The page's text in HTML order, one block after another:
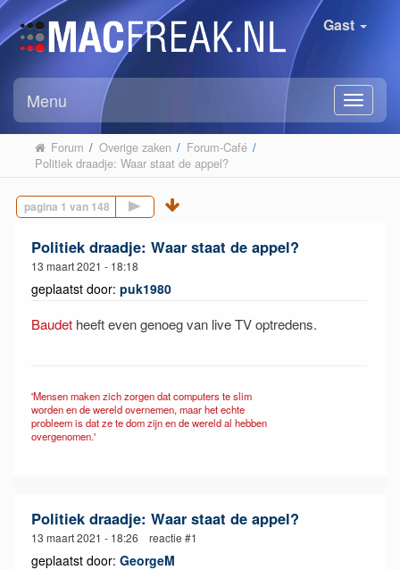
Gast
Menu
Forum / Overige zaken / Forum-Café /
Politiek draadje: Waar staat de appel?
Volgende pagina
Politiek draadje: Waar staat de appel?
13 maart 2021 - 18:18
geplaatst door: puk1980
Baudet heeft even genoeg van live TV optredens.
'Mensen maken zich zorgen dat computers te slim
worden en de wereld overnemen, maar het echte
probleem is dat ze te dom zijn en de wereld al hebben
overgenomen.'
Politiek draadje: Waar staat de appel?
13 maart 2021 - 18:26 reactie #1
geplaatst door: GeorgeM